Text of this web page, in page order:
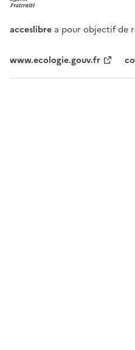
acceslibre a pour objectif de
www.ecologie.gouv.fr